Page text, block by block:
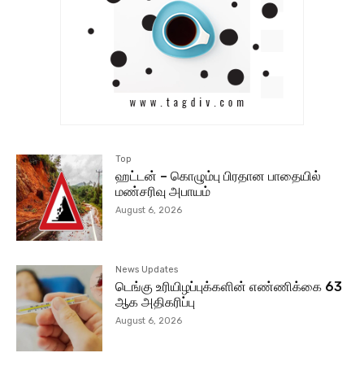
Top
ஹட்டன் – கொழும்பு பிரதான பாதையில்
மண்சரிவு அபாயம்
August 6, 2026
News Updates
டெங்கு உரியிழப்புக்களின் எண்ணிக்கை 63
ஆக அதிகரிப்பு
August 6, 2026